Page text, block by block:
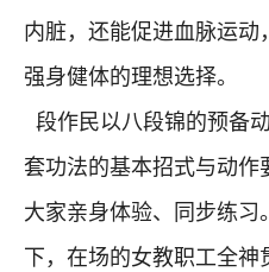
内脏，还能促进血脉运动
强身健体的理想选择。
段作民以八段锦的预备
套功法的基本招式与动作
大家亲身体验、同步练习
下，在场的女教职工全神